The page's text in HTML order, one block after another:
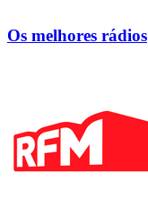
Os melhores rádios